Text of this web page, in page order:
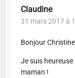
Claudine
31 mars 2017 à
Bonjour
Je suis
maman !